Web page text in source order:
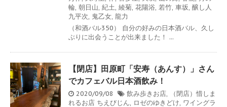
輪, 朝日山, 紀土, 綾菊, 花陽浴, 若竹, 車坂, 醸し人
九平次, 鬼乙女, 龍力
（和酒バル350） 自分の好みの日本酒バル、久し
ぶりに出会うことが出来ました！ ...
【閉店】田原町「安寿（あんす）」さん
でカフェバル日本酒飲み！
2020/09/08 飲み歩きお店,
（閉店）惜しま
れるお店 ちえびじん, ロゼのゆきどけ, ワイングラ